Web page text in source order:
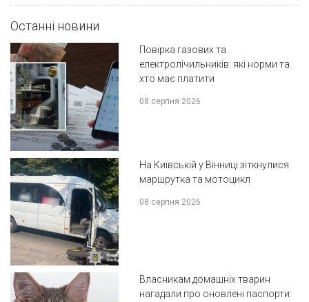
Останні новини
Повірка газових та
електролічильників: які норми та
хто має платити
08 серпня 2026
На Київській у Вінниці зіткнулися
маршрутка та мотоцикл
08 серпня 2026
Власникам домашніх тварин
нагадали про оновлені паспорти: